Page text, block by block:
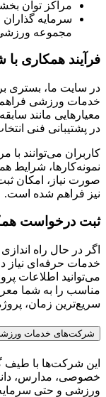
مراکز توان
سرمایه گذاران
مجموعه ورزشی
فرآیند همکاری
در سایت ما، بستری
خدمات ورزشی
معیارهایی مانند
در پشتیبانی فنی
کاربران می‌توانند
نمونه‌کارها، شرایط
صورت نیاز، امکان
نیز فراهم شده است.
ثبت درخواست
اگر در حال راه
خدمات حرفه‌ای نیاز
می‌توانید اطلاعات
مناسب را به شما
سریع‌ترین زمان،
شرکت‌های خدمات
این شرکت‌ها با طیف
خصوصی، مدارس،
ورزشی و حتی